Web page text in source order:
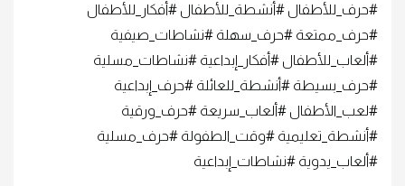
#حرف_للأطفال #أنشطة_للأطفال #أفكار_للأطفال
#حرف_ممتعة #حرف_سهلة #نشاطات_صيفية
#ألعاب_للأطفال #أفكار_إبداعية #نشاطات_مسلية
#حرف_بسيطة #أنشطة_للعائلة #حرف_إبداعية
#لعب_الأطفال #ألعاب_سريعة #حرف_ورقية
#أنشطة_تعليمية #وقت_الطفولة #حرف_مسلية
#ألعاب_يدوية #نشاطات_إبداعية